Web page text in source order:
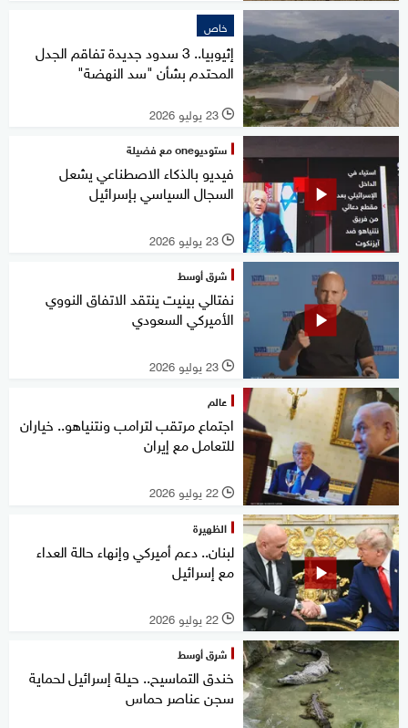
خاص
إثيوبيا.. 3 سدود جديدة تفاقم الجدل
المحتدم بشأن "سد النهضة"
l 23 يوليو 2026
ستوديوone مع فضيلة
فيديو بالذكاء الاصطناعي يشعل
السجال السياسي بإسرائيل
l 23 يوليو 2026
شرق أوسط
نفتالي بينيت ينتقد الاتفاق النووي
الأميركي السعودي
l 23 يوليو 2026
عالم
اجتماع مرتقب لترامب ونتنياهو.. خياران
للتعامل مع إيران
l 22 يوليو 2026
الظهيرة
لبنان.. دعم أميركي وإنهاء حالة العداء
مع إسرائيل
l 22 يوليو 2026
شرق أوسط
خندق التماسيح.. حيلة إسرائيل لحماية
سجن عناصر حماس